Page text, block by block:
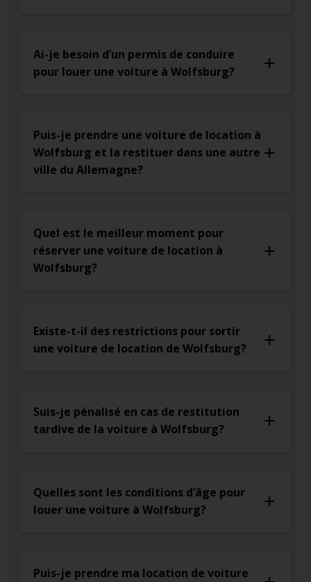
Ai-je besoin d’un permis de conduire
pour louer une voiture à Wolfsburg?
Puis-je prendre une voiture de location à
Wolfsburg et la restituer dans une autre
ville du Allemagne?
Quel est le meilleur moment pour
réserver une voiture de location à
Wolfsburg?
Existe-t-il des restrictions pour sortir
une voiture de location de Wolfsburg?
Suis-je pénalisé en cas de restitution
tardive de la voiture à Wolfsburg?
Quelles sont les conditions d’âge pour
louer une voiture à Wolfsburg?
Puis-je prendre ma location de voiture